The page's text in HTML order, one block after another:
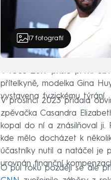
17 fotografií
V roce 2019 přišlo první
přítelkyně, modelka Gina
vystavena fyzickému týrání.
V prosinci 2023 přidala
zpěvačka Casandra
kopal do ní a znásilňoval ji.
kde mělo docházet k
účastníky nutil a natáčel je
urovnán finanční
O půl roku později se ale